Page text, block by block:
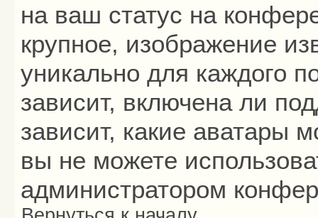
на ваш статус на
крупное, изображение
уникально для каждого
зависит, включена ли
зависит, какие аватары
вы не можете
администратором